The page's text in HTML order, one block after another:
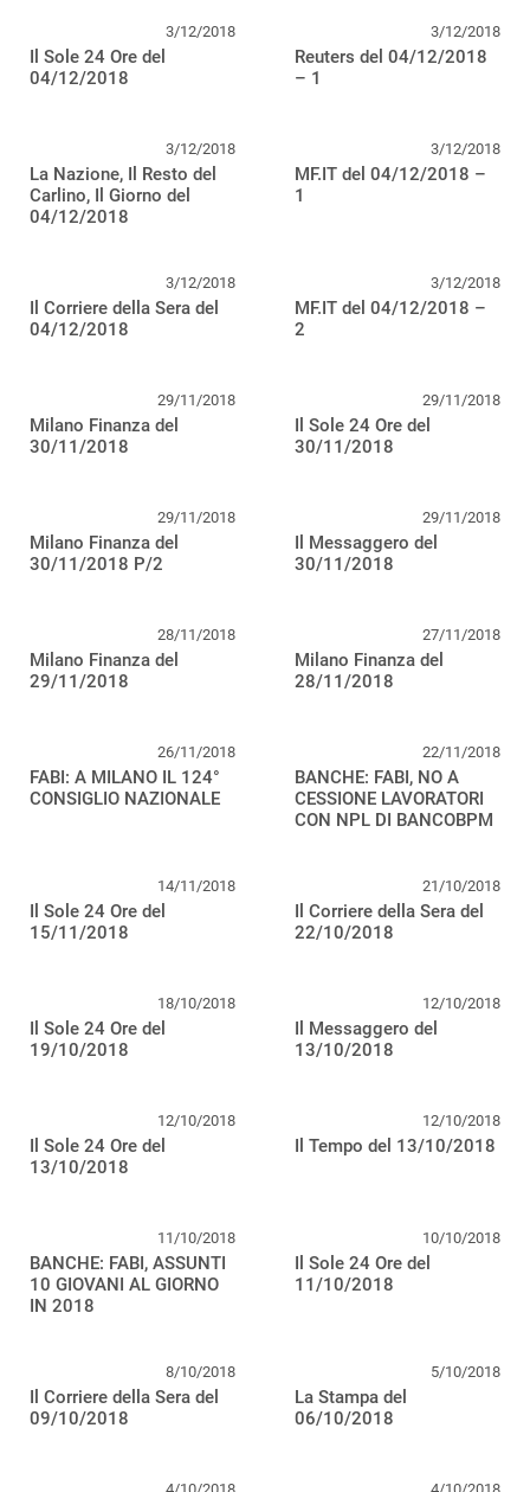
3/12/2018
Il Sole 24 Ore del
04/12/2018
3/12/2018
Reuters del 04/12/2018
– 1
3/12/2018
La Nazione, Il Resto del
Carlino, Il Giorno del
04/12/2018
3/12/2018
MF.IT del 04/12/2018 –
1
3/12/2018
Il Corriere della Sera del
04/12/2018
3/12/2018
MF.IT del 04/12/2018 –
2
29/11/2018
Milano Finanza del
30/11/2018
29/11/2018
Il Sole 24 Ore del
30/11/2018
29/11/2018
Milano Finanza del
30/11/2018 P/2
29/11/2018
Il Messaggero del
30/11/2018
28/11/2018
Milano Finanza del
29/11/2018
27/11/2018
Milano Finanza del
28/11/2018
26/11/2018
FABI: A MILANO IL 124°
CONSIGLIO NAZIONALE
22/11/2018
BANCHE: FABI, NO A
CESSIONE LAVORATORI
CON NPL DI BANCOBPM
14/11/2018
Il Sole 24 Ore del
15/11/2018
21/10/2018
Il Corriere della Sera del
22/10/2018
18/10/2018
Il Sole 24 Ore del
19/10/2018
12/10/2018
Il Messaggero del
13/10/2018
12/10/2018
Il Sole 24 Ore del
13/10/2018
12/10/2018
Il Tempo del 13/10/2018
11/10/2018
BANCHE: FABI, ASSUNTI
10 GIOVANI AL GIORNO
IN 2018
10/10/2018
Il Sole 24 Ore del
11/10/2018
8/10/2018
Il Corriere della Sera del
09/10/2018
5/10/2018
La Stampa del
06/10/2018